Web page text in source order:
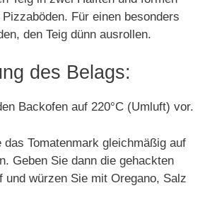
Für einen besonders
den Teig dünn ausrollen.
des Belags:
Backofen auf 220°C (Umluft) vor.
das Tomatenmark gleichmäßig auf
Geben Sie dann die gehackten
und würzen Sie mit Oregano, Salz